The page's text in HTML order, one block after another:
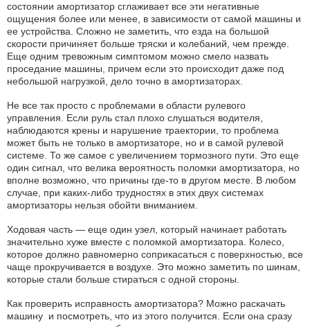
состоянии амортизатор сглаживает все эти негативные
ощущения более или менее, в зависимости от самой машины и
ее устройства. Сложно не заметить, что езда на большой
скорости причиняет больше тряски и колебаний, чем прежде.
Еще одним тревожным симптомом можно смело назвать
проседание машины, причем если это происходит даже под
небольшой нагрузкой, дело точно в амортизаторах.
Не все так просто с проблемами в области рулевого
управления. Если руль стал плохо слушаться водителя,
наблюдаются крены и нарушение траектории, то проблема
может быть не только в амортизаторе, но и в самой рулевой
системе. То же самое с увеличением тормозного пути. Это еще
один сигнал, что велика вероятность поломки амортизатора, но
вполне возможно, что причины где-то в другом месте. В любом
случае, при каких-либо трудностях в этих двух системах
амортизаторы нельзя обойти вниманием.
Ходовая часть — еще один узел, который начинает работать
значительно хуже вместе с поломкой амортизатора. Колесо,
которое должно равномерно соприкасаться с поверхностью, все
чаще прокручивается в воздухе. Это можно заметить по шинам,
которые стали больше стираться с одной стороны.
Как проверить исправность амортизатора? Можно раскачать
машину и посмотреть, что из этого получится. Если она сразу